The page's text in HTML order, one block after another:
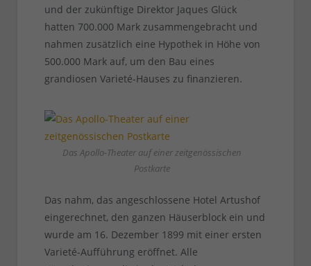
und der zukünftige Direktor Jaques Glück
hatten 700.000 Mark zusammengebracht und
nahmen zusätzlich eine Hypothek in Höhe von
500.000 Mark auf, um den Bau eines
grandiosen Varieté-Hauses zu finanzieren.
Das Apollo-Theater auf einer zeitgenössischen
Postkarte
Das nahm, das angeschlossene Hotel Artushof
eingerechnet, den ganzen Häuserblock ein und
wurde am 16. Dezember 1899 mit einer ersten
Varieté-Aufführung eröffnet. Alle